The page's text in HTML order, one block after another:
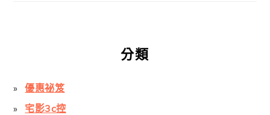
分類
優惠祕笈
宅影3c控